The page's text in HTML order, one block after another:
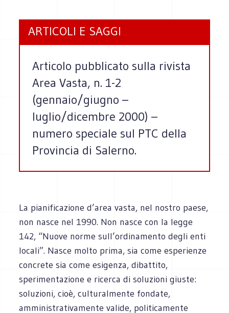
ARTICOLI E SAGGI
Articolo pubblicato sulla rivista
Area Vasta, n. 1-2
(gennaio/giugno –
luglio/dicembre 2000) –
numero speciale sul PTC della
Provincia di Salerno.
La pianificazione d’area vasta, nel nostro paese,
non nasce nel 1990. Non nasce con la legge
142, “Nuove norme sull’ordinamento degli enti
locali”. Nasce molto prima, sia come esperienze
concrete sia come esigenza, dibattito,
sperimentazione e ricerca di soluzioni giuste:
soluzioni, cioè, culturalmente fondate,
amministrativamente valide, politicamente